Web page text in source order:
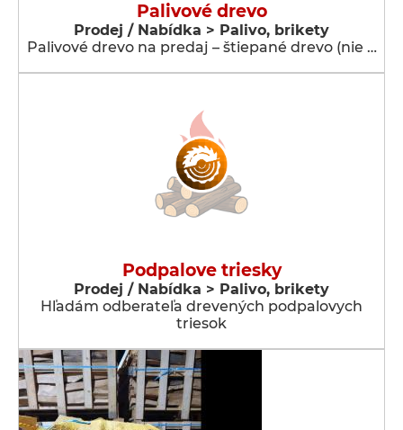
Palivové drevo
Prodej / Nabídka > Palivo, brikety
Palivové drevo na predaj – štiepané drevo (nie …
Podpalove triesky
Prodej / Nabídka > Palivo, brikety
Hľadám odberateľa drevených podpalovych
triesok